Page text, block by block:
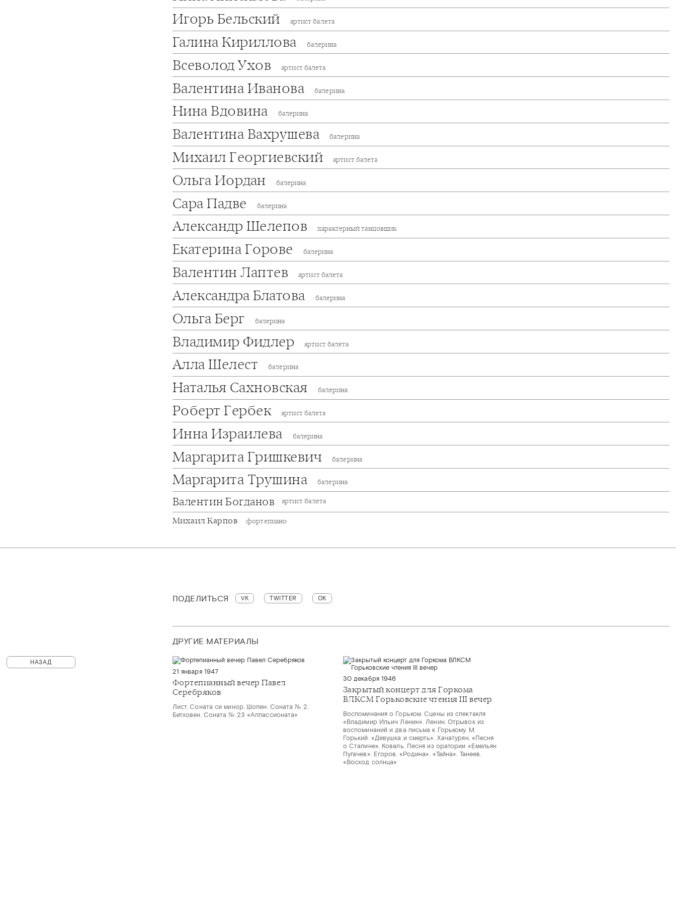
Игорь Бельский артист балета
Галина Кириллова балерина
Всеволод Ухов артист балета
Валентина Иванова балерина
Нина Вдовина балерина
Валентина Вахрушева балерина
Михаил Георгиевский артист балета
Ольга Иордан балерина
Сара Падве балерина
Александр Шелепов характерный танцовщик
Екатерина Горове балерина
Валентин Лаптев артист балета
Александра Блатова балерина
Ольга Берг балерина
Владимир Фидлер артист балета
Алла Шелест балерина
Наталья Сахновская балерина
Роберт Гербек артист балета
Инна Израилева балерина
Маргарита Гришкевич балерина
Маргарита Трушина балерина
Валентин Богданов артист балета
Михаил Карпов фортепиано
ПОДЕЛИТЬСЯ VK TWITTER OK
ДРУГИЕ МАТЕРИАЛЫ
30 декабря 1946
Закрытый концерт для Горкома
ВЛКСМ Горьковские чтения III вечер
Воспоминания о Горьком. Сцены из спектакля
«Владимир Ильич Ленин». Ленин. Отрывок из
воспоминаний и два письма к Горькому. М.
Горький. «Девушка и смерть». Хачатурян. «Песня
о Сталине». Коваль. Песня из оратории «Емельян
Пугачев». Егоров. «Родина». «Тайна». Танеев.
«Восход солнца»
21 января 1947
Фортепианный вечер Павел
Серебряков
Лист. Соната си минор. Шопен. Соната № 2.
Бетховен. Соната № 23 «Аппассионата»
НАЗАД